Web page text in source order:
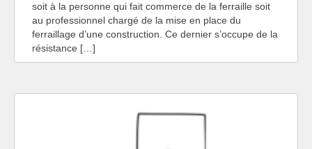
soit à la personne qui fait commerce de la ferraille soit
au professionnel chargé de la mise en place du
ferraillage d’une construction. Ce dernier s’occupe de la
résistance […]